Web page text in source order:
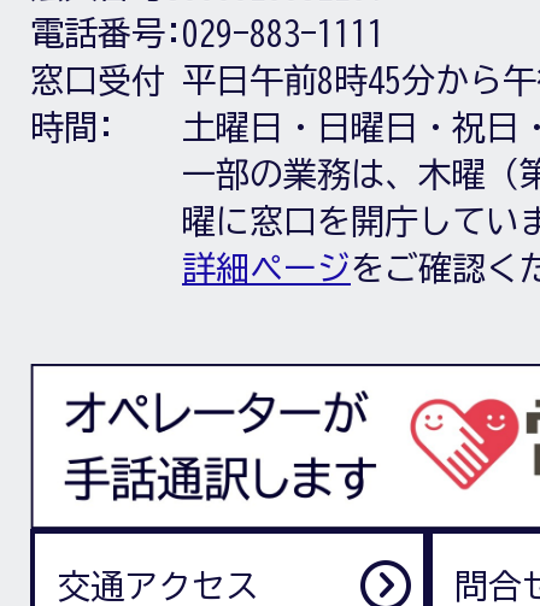
電話番号: 029-883-1111
窓口受付
時間:
平日午前8時45分から
土曜日・日曜日・祝日
一部の業務は、木曜（
曜に窓口を開庁してい
詳細ページをご確認く
交通アクセス 問合